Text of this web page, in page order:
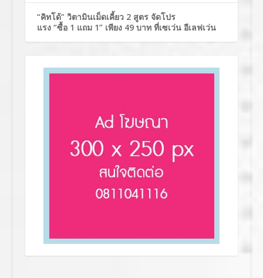
“คิทโด้” วิตามินเม็ดเคี้ยว 2 สูตร จัดโปร
แรง “ซื้อ 1 แถม 1” เพียง 49 บาท ที่เซเว่น อีเลฟเว่น